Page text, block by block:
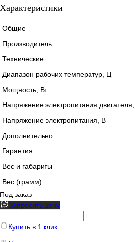
Характеристики
Общие
Производитель
Технические
Диапазон рабочих температур, Ц
Мощность, Вт
Напряжение электропитания
Напряжение электропитания, В
Дополнительно
Гарантия
Вес и габариты
Вес (грамм)
Под заказ
Запросить цену
Купить в 1 клик